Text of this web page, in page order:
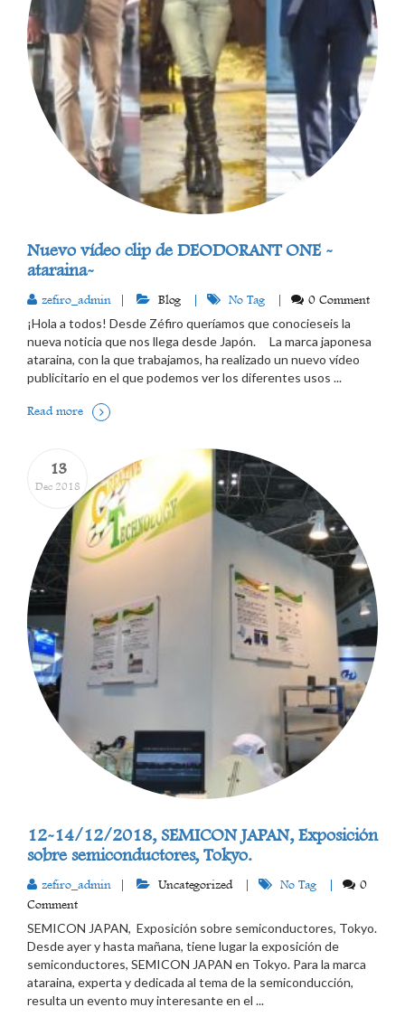
Nuevo vídeo clip de DEODORANT ONE -
ataraina-
zefiro_admin Blog No Tag 0 Comment
¡Hola a todos! Desde Zéfiro queríamos que conocieseis la
nueva noticia que nos llega desde Japón. La marca japonesa
ataraina, con la que trabajamos, ha realizado un nuevo vídeo
publicitario en el que podemos ver los diferentes usos ...
Read more
13
Dec 2018
12-14/12/2018, SEMICON JAPAN, Exposición
sobre semiconductores, Tokyo.
zefiro_admin Uncategorized No Tag
0
Comment
SEMICON JAPAN, Exposición sobre semiconductores, Tokyo.
Desde ayer y hasta mañana, tiene lugar la exposición de
semiconductores, SEMICON JAPAN en Tokyo. Para la marca
ataraina, experta y dedicada al tema de la semiconducción,
resulta un evento muy interesante en el ...